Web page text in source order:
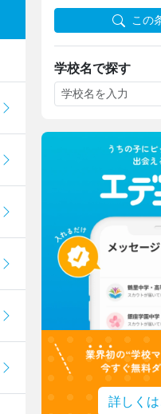
この
学校名で探す
詳しく